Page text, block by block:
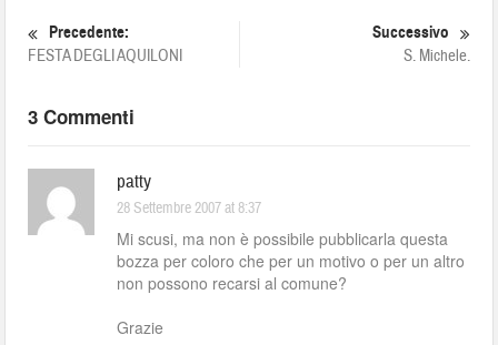
Precedente:
FESTA DEGLI AQUILONI
Successivo
S. Michele.
3 Commenti
patty
28 Settembre 2007 at 8:37
Mi scusi, ma non è possibile pubblicarla questa
bozza per coloro che per un motivo o per un altro
non possono recarsi al comune?
Grazie